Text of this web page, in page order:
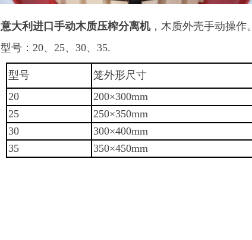
意大利进口手动木质压榨分离机，木质外壳手动操作。
型号：20、25、30、35.
型号 笼外形尺寸
20 200×300mm
25
250×350mm
30
300×400mm
35
350×450mm